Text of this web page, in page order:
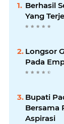
Berhasil
Yang
Longsor
Pada
Bupati
Bersama
Aspirasi